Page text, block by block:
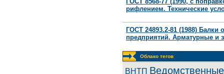
рифлением. Технические
ГОСТ 24893.2-81 (1988)
предприятий. Арматурные и
Облако тегов
BHTП